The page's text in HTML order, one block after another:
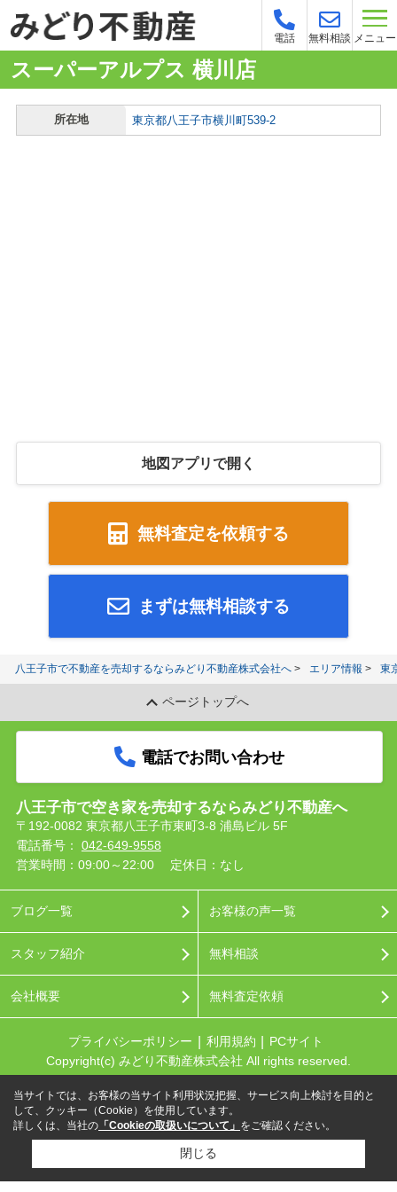
電話 無料相談 メニュー
スーパーアルプス 横川店
所在地 東京都八王子市横川町539-2
地図アプリで開く
無料査定を依頼する
まずは無料相談する
八王子市で不動産を売却するならみどり不動産株式会社へ エリア情報 東
ページトップへ
電話でお問い合わせ
八王子市で空き家を売却するならみどり不動産へ
〒192-0082 東京都八王子市東町3-8 浦島ビル 5F
電話番号： 042-649-9558
営業時間：09:00～22:00
定休日：なし
ブログ一覧
スタッフ紹介
会社概要
お客様の声一覧
無料相談
無料査定依頼
プライバシーポリシー 利用規約
PCサイト
Copyright(c) みどり不動産株式会社 All rights reserved.
当サイトでは、お客様の当サイト利用状況把握、サービス向上検討を目的と
して、クッキー（Cookie）を使用しています。
詳しくは、当社の 「Cookieの取扱いについて」 をご確認ください。
閉じる